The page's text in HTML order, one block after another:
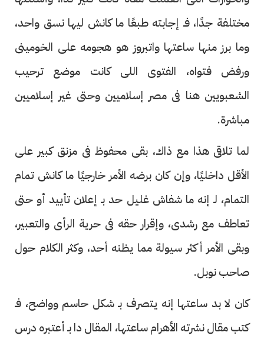
مختلفة جدًا، فـ إجابته طبعًا ما كانش ليها نسق واحد،
وما برز منها ساعتها واتبروز هو هجومه على الخومينى
ورفض فتواه، الفتوى اللى كانت موضع ترحيب
الشعبويين هنا فى مصر إسلاميين وحتى غير إسلاميين
مباشرة.
لما تلاقى هذا مع ذاك، بقى محفوظ فى مزنق كبير على
الأقل داخليًا، وإن كان برضه الأمر خارجيًا ما كانش تمام
التمام، لـ إنه ما شفاش غليل حد بـ إعلان تأييد أو حتى
تعاطف مع رشدى، وإقرار حقه فى حرية الرأى والتعبير،
وبقى الأمر أكثر سيولة مما يظنه أحد، وكثر الكلام حول
صاحب نوبل.
كان لا بد ساعتها إنه يتصرف بـ شكل حاسم وواضح، فـ
كتب مقال نشرته الأهرام ساعتها، المقال دا بـ أعتبره درس